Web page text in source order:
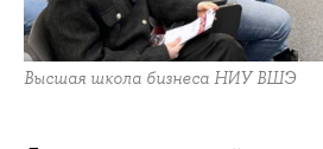
Высшая школа бизнеса НИУ ВШЭ